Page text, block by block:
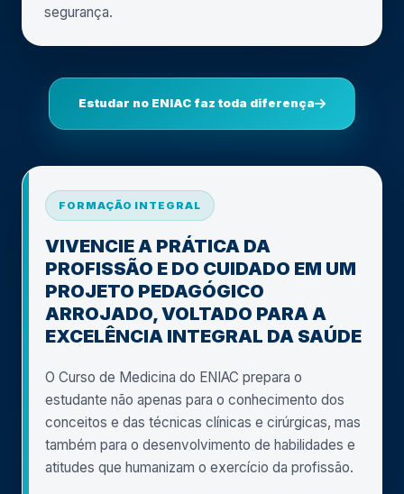
segurança.
Estudar no ENIAC faz toda diferença
FORMAÇÃO INTEGRAL
VIVENCIE A PRÁTICA DA
PROFISSÃO E DO CUIDADO EM UM
PROJETO PEDAGÓGICO
ARROJADO, VOLTADO PARA A
EXCELÊNCIA INTEGRAL DA SAÚDE
O Curso de Medicina do ENIAC prepara o
estudante não apenas para o conhecimento dos
conceitos e das técnicas clínicas e cirúrgicas, mas
também para o desenvolvimento de habilidades e
atitudes que humanizam o exercício da profissão.